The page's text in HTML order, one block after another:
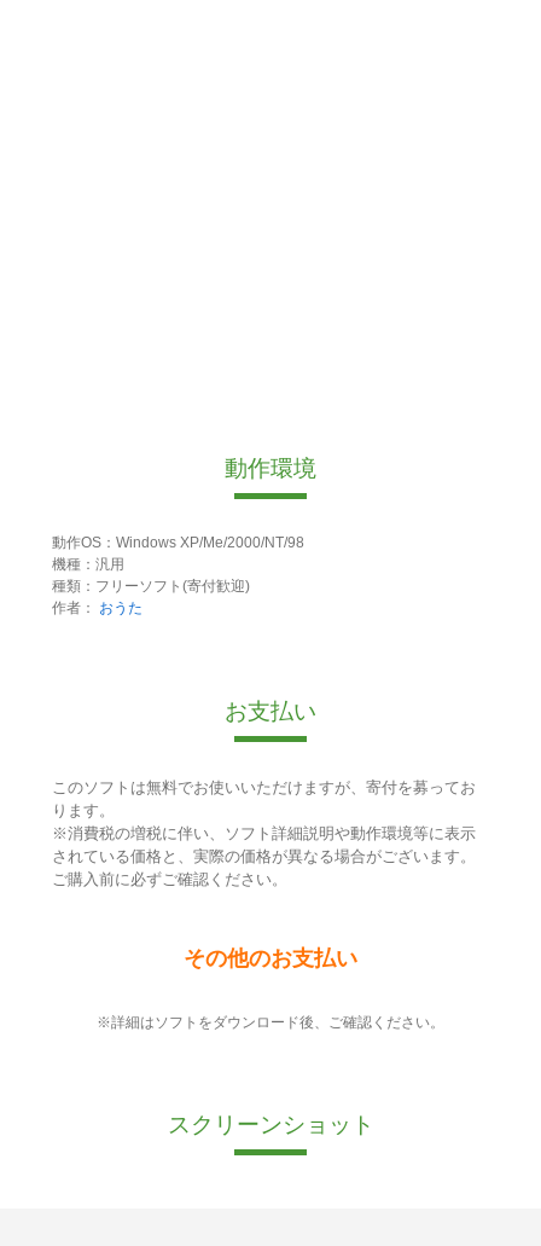
動作環境
動作OS：Windows XP/Me/2000/NT/98
機種：汎用
種類：フリーソフト(寄付歓迎)
作者：
おうた
お支払い
このソフトは無料でお使いいただけますが、寄付を募ってお
ります。
※消費税の増税に伴い、ソフト詳細説明や動作環境等に表示
されている価格と、実際の価格が異なる場合がございます。
ご購入前に必ずご確認ください。
その他のお支払い
※詳細はソフトをダウンロード後、ご確認ください。
スクリーンショット